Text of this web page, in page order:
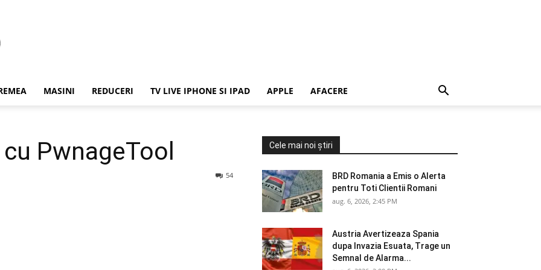
MASINI REDUCERI TV LIVE IPHONE SI IPAD APPLE AFACERE
PwnageTool
54
Cele mai noi știri
BRD Romania a Emis o Alerta
pentru Toti Clientii Romani
aug. 6, 2026, 2:45 PM
Austria Avertizeaza Spania
dupa Invazia Esuata, Trage un
Semnal de Alarma...